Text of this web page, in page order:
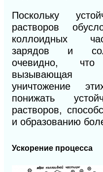
Поскольку
растворов
коллоидных
зарядов и
очевидно,
вызывающая
уничтожение
понижать
растворов,
и образованию
Ускорение процесса